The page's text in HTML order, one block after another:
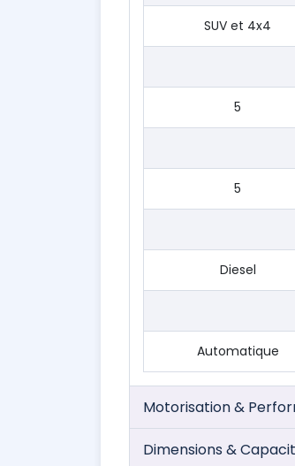
SUV et 4x4
5
5
Diesel
Automatique
Motorisation &
Dimensions &